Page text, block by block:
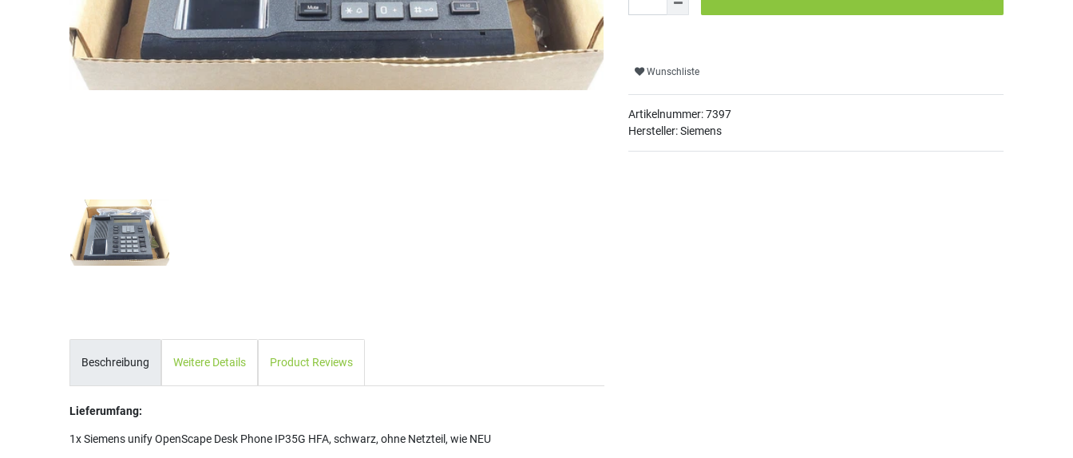
Wunschliste
Artikelnummer:7397
Hersteller: Siemens
Beschreibung Weitere Details Product Reviews
Lieferumfang:
1x Siemens unify OpenScape Desk Phone IP35G HFA, schwarz, ohne Netzteil, wie NEU